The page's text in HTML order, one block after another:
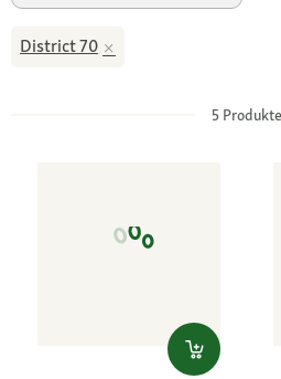
District 70
5 Produkte